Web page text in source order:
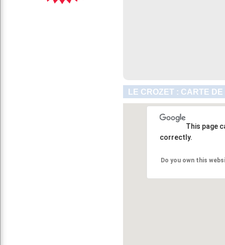
LE CROZET : CARTE
This page
correctly.
Do you own this